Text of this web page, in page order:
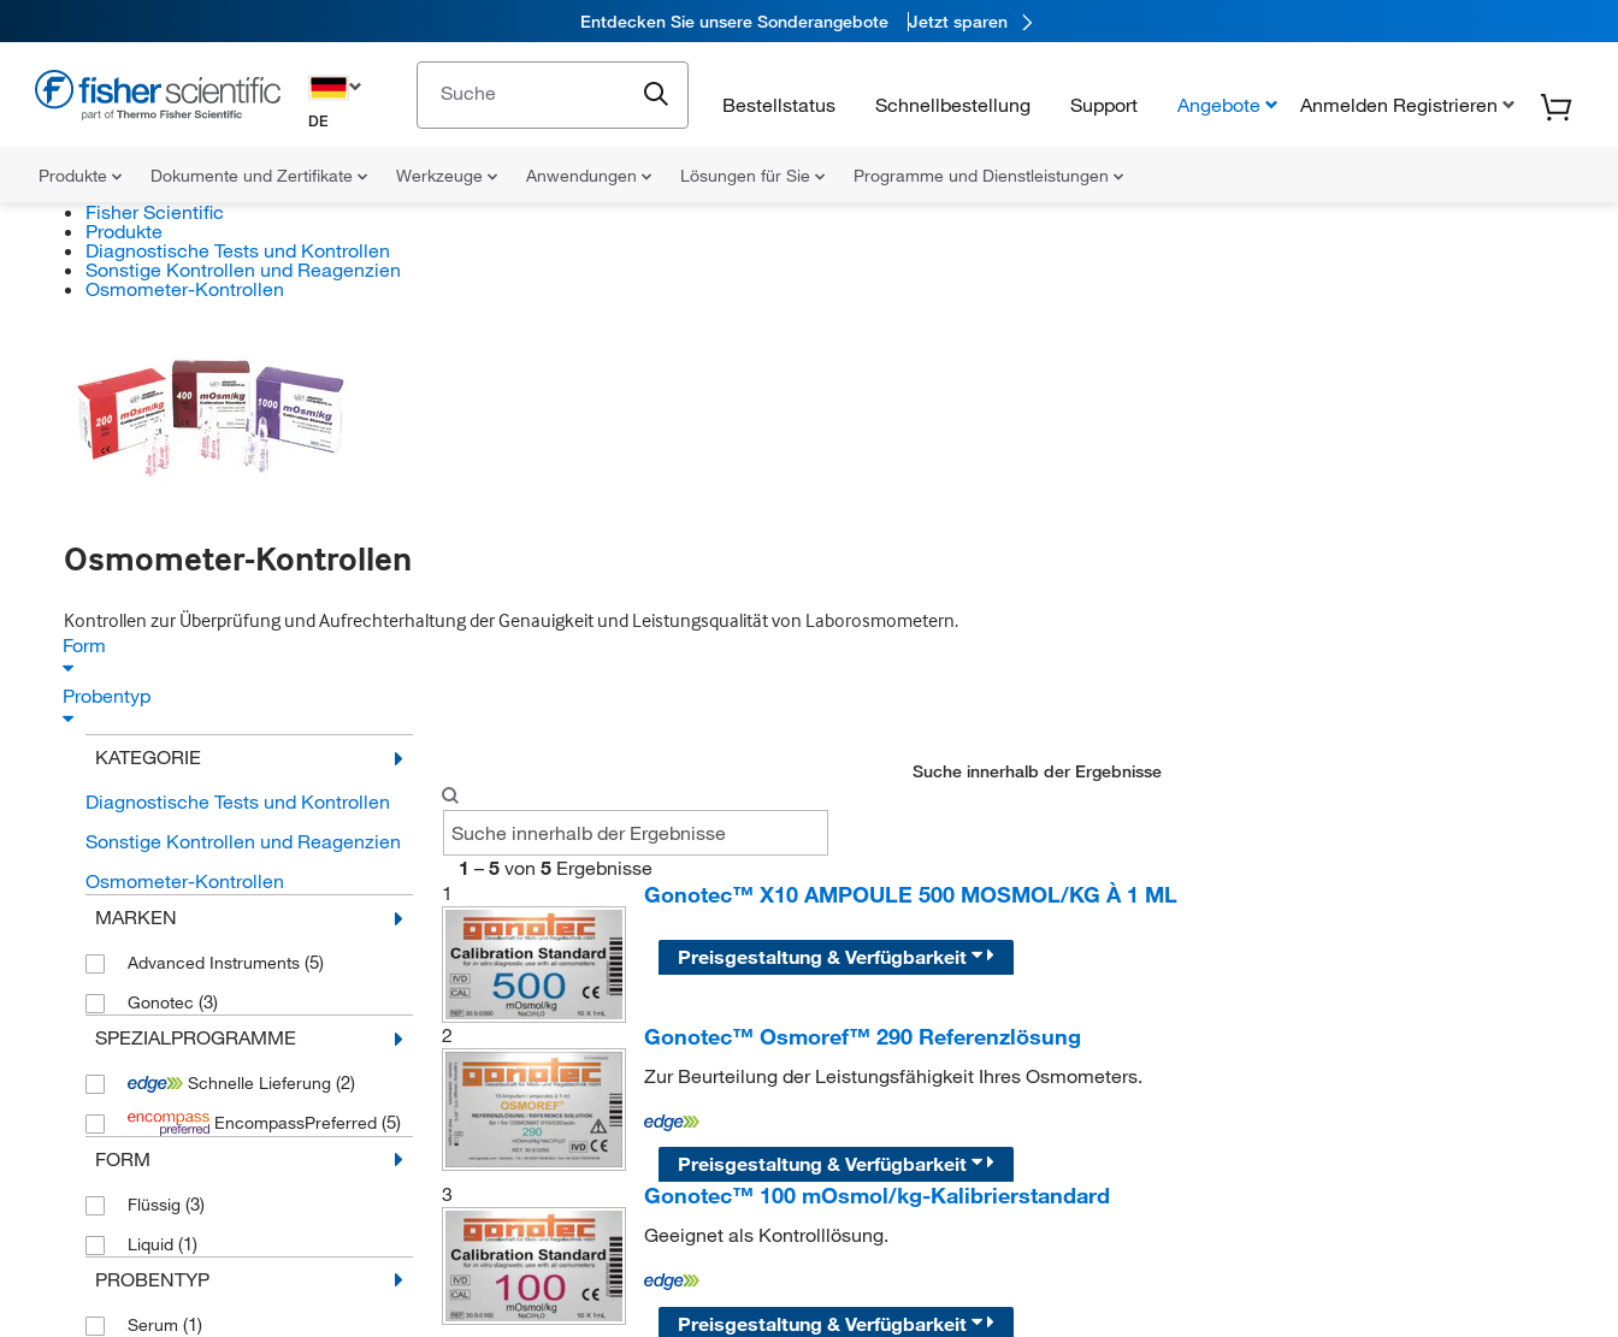
Entdecken Sie unsere Sonderangebote Jetzt sparen
DE
Bestellstatus Schnellbestellung Support Angebote Anmelden Registrieren
Produkte Dokumente und Zertifikate Werkzeuge Anwendungen Lösungen für Sie Programme und Dienstleistungen
Fisher Scientific
Produkte
Diagnostische Tests und Kontrollen
Sonstige Kontrollen und Reagenzien
Osmometer-Kontrollen
Osmometer-Kontrollen
Kontrollen zur Überprüfung und Aufrechterhaltung der Genauigkeit und Leistungsqualität von Laborosmometern.
Form
Probentyp
KATEGORIE
Diagnostische Tests und Kontrollen
Sonstige Kontrollen und Reagenzien
Osmometer-Kontrollen
MARKEN
Advanced Instruments (5)
Gonotec (3)
SPEZIALPROGRAMME
Schnelle Lieferung (2)
EncompassPreferred (5)
FORM
Flüssig (3)
Liquid (1)
PROBENTYP
Serum (1)
Suche innerhalb der Ergebnisse
1 – 5 von 5 Ergebnisse
1
Gonotec™ X10 AMPOULE 500 MOSMOL/KG À 1 ML
Preisgestaltung & Verfügbarkeit
2 Gonotec™ Osmoref™ 290 Referenzlösung
Zur Beurteilung der Leistungsfähigkeit Ihres Osmometers.
Preisgestaltung & Verfügbarkeit
3
Gonotec™ 100 mOsmol/kg-Kalibrierstandard
Geeignet als Kontrolllösung.
Preisgestaltung & Verfügbarkeit